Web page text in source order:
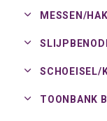
MESSEN/
SCHOEISEL/
TOONBANK